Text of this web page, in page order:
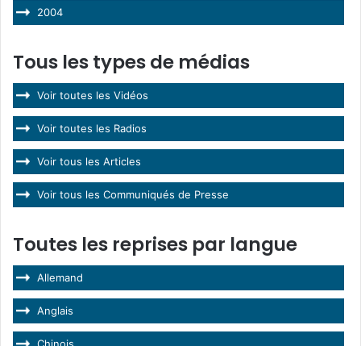
2004
Tous les types de médias
Voir toutes les Vidéos
Voir toutes les Radios
Voir tous les Articles
Voir tous les Communiqués de Presse
Toutes les reprises par langue
Allemand
Anglais